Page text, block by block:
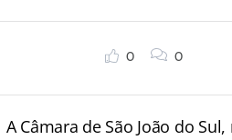
0 0
A Câmara de São João do